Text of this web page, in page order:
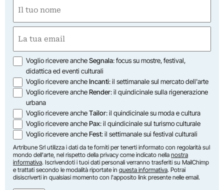
(Obbligatorio)
Nome
(Obbligatorio)
Opzioni
Voglio ricevere ancheSegnala: focus su mostre, festival,
didattica ed eventi culturali
Voglio ricevere ancheIncanti: il settimanale sul mercato dell'arte
Voglio ricevere ancheRender: il quindicinale sulla rigenerazione
urbana
Voglio ricevere ancheTailor: il quindicinale su moda e cultura
Voglio ricevere anchePax: il quindicinale sul turismo culturale
Voglio ricevere ancheFest: il settimanale sui festival culturali
Artribune Srl utilizza i dati da te forniti per tenerti informato con regolarità sul
mondo dell'arte, nel rispetto della privacy come indicato nella nostra
informativa. Iscrivendoti i tuoi dati personali verranno trasferiti su MailChimp
e trattati secondo le modalità riportate in questa informativa. Potrai
disiscriverti in qualsiasi momento con l'apposito link presente nelle email.